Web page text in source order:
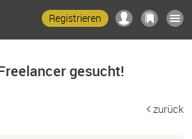
Registrieren
gesucht!
zurück